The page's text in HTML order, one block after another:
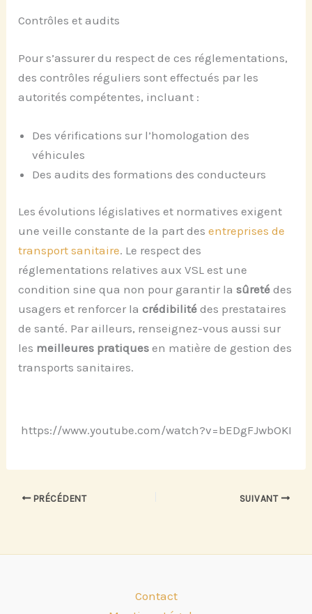
Contrôles et audits
Pour s’assurer du respect de ces réglementations,
des contrôles réguliers sont effectués par les
autorités compétentes, incluant :
Des vérifications sur l’homologation des
véhicules
Des audits des formations des conducteurs
Les évolutions législatives et normatives exigent
une veille constante de la part desentreprises de
transport sanitaire. Le respect des
réglementations relatives aux VSL est une
condition sine qua non pour garantir lasûreté des
usagers et renforcer lacrédibilité des prestataires
de santé. Par ailleurs, renseignez-vous aussi sur
les meilleures pratiques en matière de gestion des
transports sanitaires.
https://www.youtube.com/watch?v=bEDgFJwbOKI
PRÉCÉDENT SUIVANT
Contact